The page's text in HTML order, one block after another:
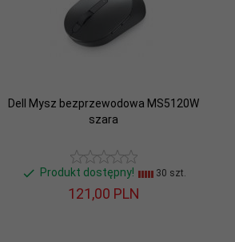
Oznaczenia:
Podświetlenie: Nie
Bezprzewodowe,
Uniwersalny
Dell Mysz bezprzewodowa MS5120W
szara
Produkt dostępny! 30 szt.
121,00 PLN